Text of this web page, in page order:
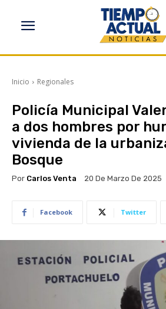
Inicio Regionales
Policía Municipal
a dos hombres por
vivienda de la
Bosque
Por Carlos Venta 20 De Marzo De 2025
Facebook Twitter